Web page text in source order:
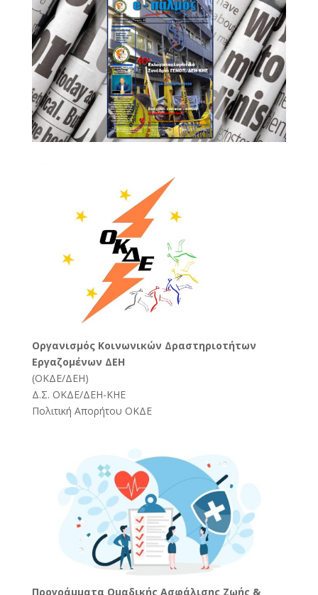
Oργανισμός Κοινωνικών Δραστηριοτήτων
Εργαζομένων ΔΕΗ
(ΟΚΔΕ/ΔΕΗ)
Δ.Σ. ΟΚΔΕ/ΔΕΗ-ΚΗΕ
Πολιτική Απορήτου ΟΚΔΕ
Προγράμματα Ομαδικής Ασφάλισης Ζωής &